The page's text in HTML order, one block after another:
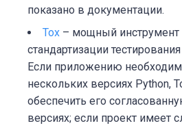
показано в документации.
Tox – мощный инструмент
стандартизации
Если приложению
нескольких версиях Python,
обеспечить его
версиях; если проект имеет